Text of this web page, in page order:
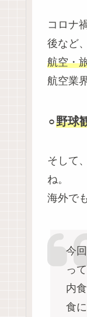
コロナ
後など
航空・
航空業
⚪︎野球
そして
ね。
海外で
今
っ
内
食